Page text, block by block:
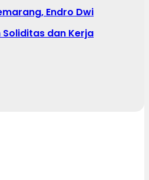
Endro Dwi
dan Kerja